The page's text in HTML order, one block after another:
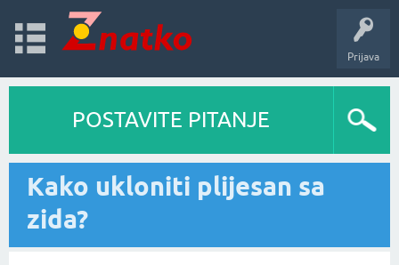
Prijava
POSTAVITE PITANJE
Kako ukloniti plijesan sa
zida?